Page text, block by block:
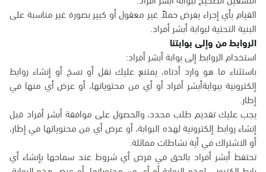
القيام بأي إجراء يفرض حملاً غير معقول أو كبير بصورة غير مناسبة على
البنية التحتية لبوابة أبشر أفراد.
الروابط من وإلى بوابتنا
استخدام الروابط إلى بوابة أبشر أفراد:
باستثناء ما هو وارد أدناه، يمتنع عليك نقل أو نسخ أو إنشاء روابط
إلكترونية ببوابةأبشر أفراد أو أي من محتوياتها، أو عرض أي منها في
إطار.
يجب عليك تقديم طلب محدد، والحصول على موافقة أبشر أفراد قبل
إنشاء روابط إلكترونية لهذه البوابة، أو عرض أي من محتوياتها في إطار،
أو الاشتراك في أية نشاطات مماثلة.
تحتفظ أبشر أفراد بالحق في فرض أي شروط عند سماحها بإنشاء أي